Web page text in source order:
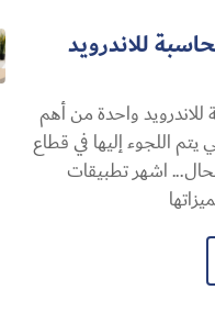
للاندرويد
واحدة من أهم
يتم اللجوء إليها في قطاع
اشهر تطبيقات